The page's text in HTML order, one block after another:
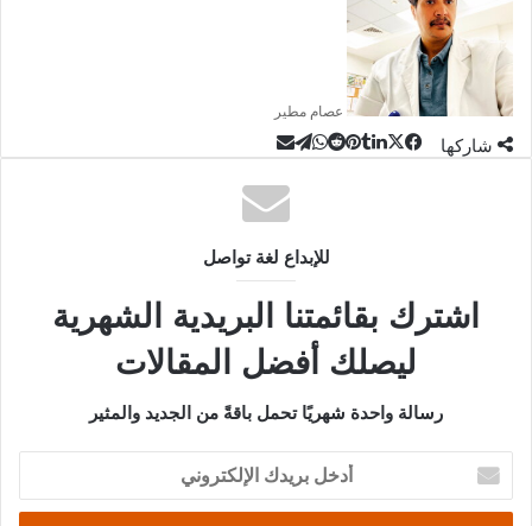
عصام مطير
شاركها فيسبوك‫Xلينكدإن
بينتيريست
واتساب
تيلقرام
مشاركة
البريد
للإبداع لغة تواصل
اشترك بقائمتنا البريدية الشهرية
ليصلك أفضل المقالات
رسالة واحدة شهريًا تحمل باقةً من الجديد والمثير
أدخل
بريدك
الإلكتروني